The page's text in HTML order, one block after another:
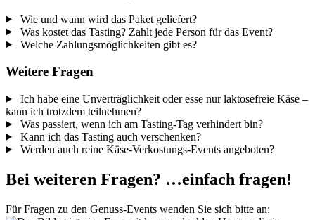
Wie und wann wird das Paket geliefert?
Was kostet das Tasting? Zahlt jede Person für das Event?
Welche Zahlungsmöglichkeiten gibt es?
Weitere Fragen
Ich habe eine Unverträglichkeit oder esse nur laktosefreie Käse –
kann ich trotzdem teilnehmen?
Was passiert, wenn ich am Tasting-Tag verhindert bin?
Kann ich das Tasting auch verschenken?
Werden auch reine Käse-Verkostungs-Events angeboten?
Bei weiteren Fragen? …einfach fragen!
Für Fragen zu den Genuss-Events wenden Sie sich bitte an: